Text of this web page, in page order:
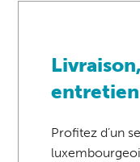
Profitez d’un